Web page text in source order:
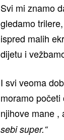
Svi mi znamo
gledamo
ispred malih
dijetu i
I svi veoma
moramo
njihove mane ,
sebi super.“